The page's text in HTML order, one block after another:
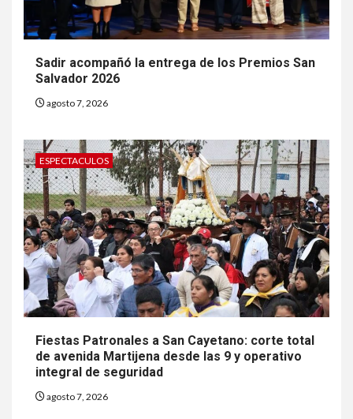
Sadir acompañó la entrega de los Premios San
Salvador 2026
agosto 7, 2026
ESPECTACULOS
Fiestas Patronales a San Cayetano: corte total
de avenida Martijena desde las 9 y operativo
integral de seguridad
agosto 7, 2026